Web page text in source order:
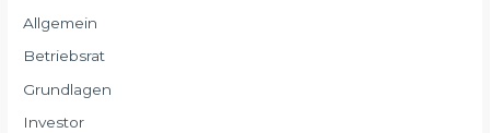
Allgemein
Betriebsrat
Grundlagen
Investor